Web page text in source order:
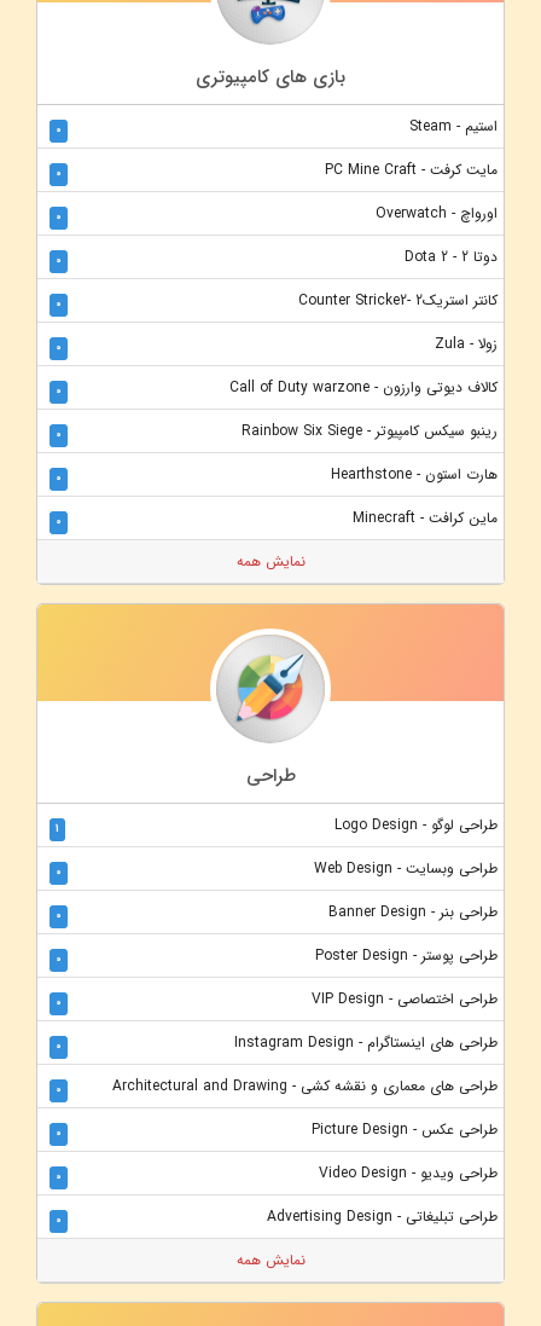
بازی های کامپیوتری
استیم - Steam 0
مایت کرفت - PC Mine Craft 0
اورواچ - Overwatch 0
دوتا 2 - Dota 2 0
کانتر استریک2 -Counter Stricke2 0
زولا - Zula 0
کالاف دیوتی وارزون - Call of Duty warzone 0
رینبو سیکس کامپیوتر - Rainbow Six Siege 0
هارت استون - Hearthstone 0
ماین کرافت - Minecraft 0
نمایش همه
طراحی
طراحی لوگو - Logo Design 1
طراحی وبسایت - Web Design 0
طراحی بنر - Banner Design 0
طراحی پوستر - Poster Design 0
طراحی اختصاصی - VIP Design 0
طراحی های اینستاگرام - Instagram Design 0
طراحی های معماری و نقشه کشی - Architectural and Drawing 0
طراحی عکس - Picture Design 0
طراحی ویدیو - Video Design 0
طراحی تبلیغاتی - Advertising Design 0
نمایش همه